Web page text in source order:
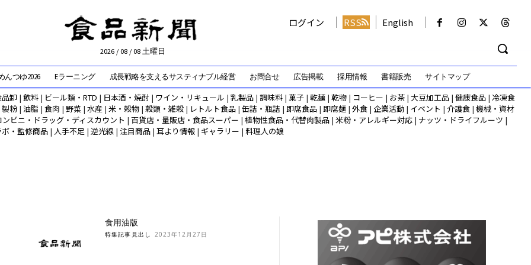
2026 / 08 / 08 土曜日
ログイン RSS English
んつゆ2026 Eラーニング 成長戦略を支えるサスティナブル経営 お問合せ 広告掲載 採用情報 書籍販売 サイトマップ
卸 | 飲料 | ビール類・RTD | 日本酒・焼酎 | ワイン・リキュール | 乳製品 | 調味料 | 菓子 | 乾麺 | 乾物 | コーヒー | お茶 | 大豆加工品 | 健康食品 | 冷凍食
製粉| 油脂 | 食肉 | 野菜 | 水産 | 米・穀物 | 穀類・雑穀 | レトルト食品 | 缶詰・瓶詰 | 即席食品 | 即席麺 | 外食 | 企業活動 | イベント | 介護食 | 機械・資材
ンビニ・ドラッグ・ディスカウント | 百貨店・量販店・食品スーパー | 植物性食品・代替肉製品 | 米粉・アレルギー対応 | ナッツ・ドライフルーツ |
・監修商品 | 人手不足 | 逆光線 | 注目商品 | 耳より情報 | ギャラリー | 料理人の娘
食用油版
特集記事見出し 2023年12月27日